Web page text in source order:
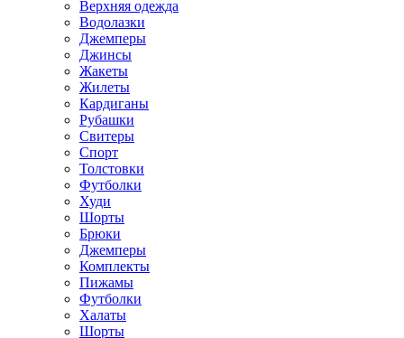
Верхняя одежда
Водолазки
Джемперы
Джинсы
Жакеты
Жилеты
Кардиганы
Рубашки
Свитеры
Спорт
Толстовки
Футболки
Худи
Шорты
Брюки
Джемперы
Комплекты
Пижамы
Футболки
Халаты
Шорты